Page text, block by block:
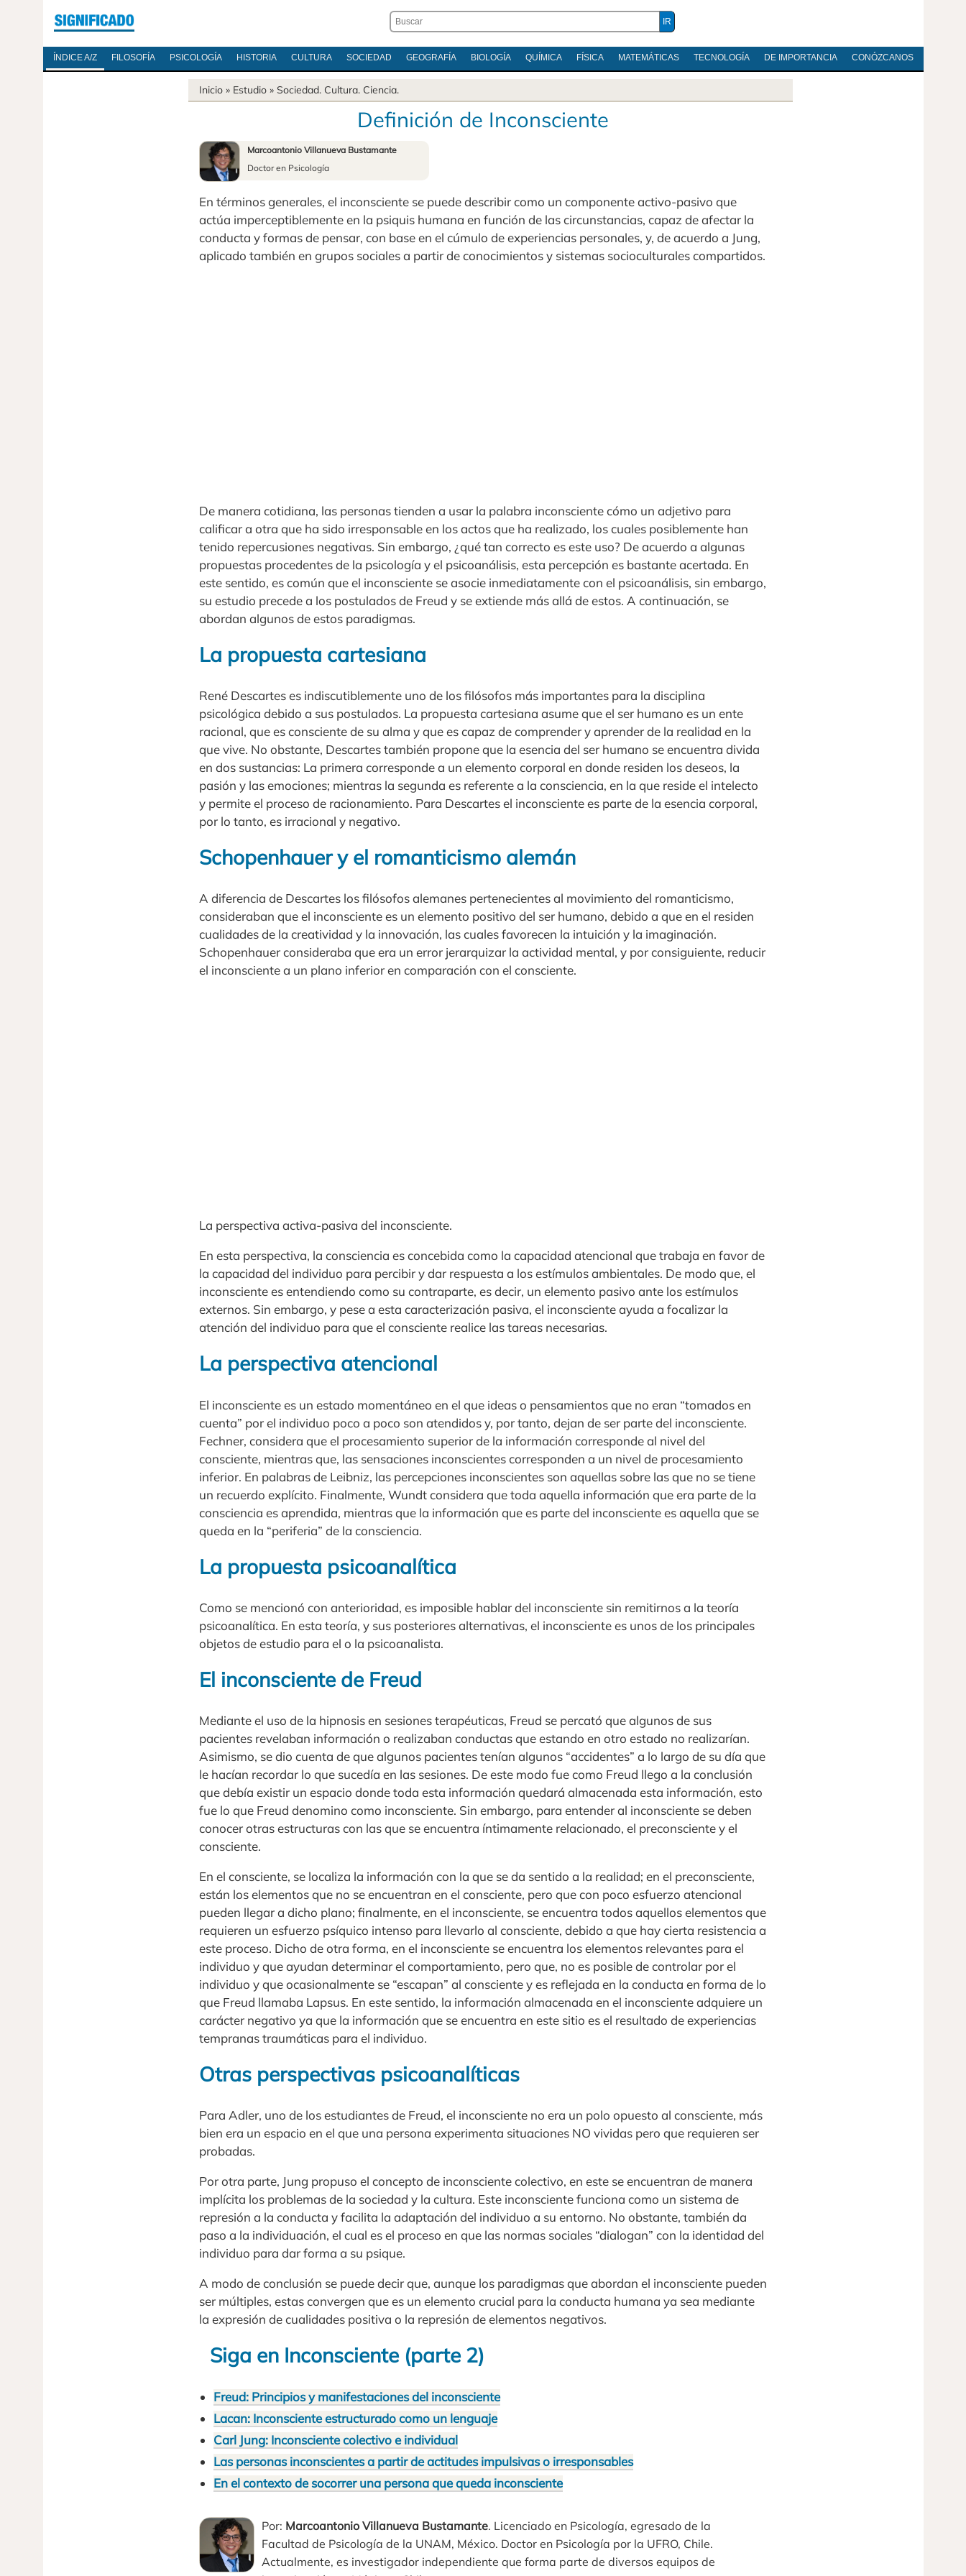
ÍNDICE A/Z FILOSOFÍA PSICOLOGÍA HISTORIA CULTURA SOCIEDAD GEOGRAFÍA BIOLOGÍA QUÍMICA FÍSICA MATEMÁTICAS TECNOLOGÍA DE IMPORTANCIA CONÓZCANOS
Inicio » Estudio » Sociedad. Cultura. Ciencia.
Definición de Inconsciente
Marcoantonio Villanueva Bustamante
Doctor en Psicología
En términos generales, el inconsciente se puede describir como un componente activo-pasivo que
actúa imperceptiblemente en la psiquis humana en función de las circunstancias, capaz de afectar la
conducta y formas de pensar, con base en el cúmulo de experiencias personales, y, de acuerdo a Jung,
aplicado también en grupos sociales a partir de conocimientos y sistemas socioculturales compartidos.
De manera cotidiana, las personas tienden a usar la palabra inconsciente cómo un adjetivo para
calificar a otra que ha sido irresponsable en los actos que ha realizado, los cuales posiblemente han
tenido repercusiones negativas. Sin embargo, ¿qué tan correcto es este uso? De acuerdo a algunas
propuestas procedentes de la psicología y el psicoanálisis, esta percepción es bastante acertada. En
este sentido, es común que el inconsciente se asocie inmediatamente con el psicoanálisis, sin embargo,
su estudio precede a los postulados de Freud y se extiende más allá de estos. A continuación, se
abordan algunos de estos paradigmas.
La propuesta cartesiana
René Descartes es indiscutiblemente uno de los filósofos más importantes para la disciplina
psicológica debido a sus postulados. La propuesta cartesiana asume que el ser humano es un ente
racional, que es consciente de su alma y que es capaz de comprender y aprender de la realidad en la
que vive. No obstante, Descartes también propone que la esencia del ser humano se encuentra divida
en dos sustancias: La primera corresponde a un elemento corporal en donde residen los deseos, la
pasión y las emociones; mientras la segunda es referente a la consciencia, en la que reside el intelecto
y permite el proceso de racionamiento. Para Descartes el inconsciente es parte de la esencia corporal,
por lo tanto, es irracional y negativo.
Schopenhauer y el romanticismo alemán
A diferencia de Descartes los filósofos alemanes pertenecientes al movimiento del romanticismo,
consideraban que el inconsciente es un elemento positivo del ser humano, debido a que en el residen
cualidades de la creatividad y la innovación, las cuales favorecen la intuición y la imaginación.
Schopenhauer consideraba que era un error jerarquizar la actividad mental, y por consiguiente, reducir
el inconsciente a un plano inferior en comparación con el consciente.
La perspectiva activa-pasiva del inconsciente.
En esta perspectiva, la consciencia es concebida como la capacidad atencional que trabaja en favor de
la capacidad del individuo para percibir y dar respuesta a los estímulos ambientales. De modo que, el
inconsciente es entendiendo como su contraparte, es decir, un elemento pasivo ante los estímulos
externos. Sin embargo, y pese a esta caracterización pasiva, el inconsciente ayuda a focalizar la
atención del individuo para que el consciente realice las tareas necesarias.
La perspectiva atencional
El inconsciente es un estado momentáneo en el que ideas o pensamientos que no eran “tomados en
cuenta” por el individuo poco a poco son atendidos y, por tanto, dejan de ser parte del inconsciente.
Fechner, considera que el procesamiento superior de la información corresponde al nivel del
consciente, mientras que, las sensaciones inconscientes corresponden a un nivel de procesamiento
inferior. En palabras de Leibniz, las percepciones inconscientes son aquellas sobre las que no se tiene
un recuerdo explícito. Finalmente, Wundt considera que toda aquella información que era parte de la
consciencia es aprendida, mientras que la información que es parte del inconsciente es aquella que se
queda en la “periferia” de la consciencia.
La propuesta psicoanalítica
Como se mencionó con anterioridad, es imposible hablar del inconsciente sin remitirnos a la teoría
psicoanalítica. En esta teoría, y sus posteriores alternativas, el inconsciente es unos de los principales
objetos de estudio para el o la psicoanalista.
El inconsciente de Freud
Mediante el uso de la hipnosis en sesiones terapéuticas, Freud se percató que algunos de sus
pacientes revelaban información o realizaban conductas que estando en otro estado no realizarían.
Asimismo, se dio cuenta de que algunos pacientes tenían algunos “accidentes” a lo largo de su día que
le hacían recordar lo que sucedía en las sesiones. De este modo fue como Freud llego a la conclusión
que debía existir un espacio donde toda esta información quedará almacenada esta información, esto
fue lo que Freud denomino como inconsciente. Sin embargo, para entender al inconsciente se deben
conocer otras estructuras con las que se encuentra íntimamente relacionado, el preconsciente y el
consciente.
En el consciente, se localiza la información con la que se da sentido a la realidad; en el preconsciente,
están los elementos que no se encuentran en el consciente, pero que con poco esfuerzo atencional
pueden llegar a dicho plano; finalmente, en el inconsciente, se encuentra todos aquellos elementos que
requieren un esfuerzo psíquico intenso para llevarlo al consciente, debido a que hay cierta resistencia a
este proceso. Dicho de otra forma, en el inconsciente se encuentra los elementos relevantes para el
individuo y que ayudan determinar el comportamiento, pero que, no es posible de controlar por el
individuo y que ocasionalmente se “escapan” al consciente y es reflejada en la conducta en forma de lo
que Freud llamaba Lapsus. En este sentido, la información almacenada en el inconsciente adquiere un
carácter negativo ya que la información que se encuentra en este sitio es el resultado de experiencias
tempranas traumáticas para el individuo.
Otras perspectivas psicoanalíticas
Para Adler, uno de los estudiantes de Freud, el inconsciente no era un polo opuesto al consciente, más
bien era un espacio en el que una persona experimenta situaciones NO vividas pero que requieren ser
probadas.
Por otra parte, Jung propuso el concepto de inconsciente colectivo, en este se encuentran de manera
implícita los problemas de la sociedad y la cultura. Este inconsciente funciona como un sistema de
represión a la conducta y facilita la adaptación del individuo a su entorno. No obstante, también da
paso a la individuación, el cual es el proceso en que las normas sociales “dialogan” con la identidad del
individuo para dar forma a su psique.
A modo de conclusión se puede decir que, aunque los paradigmas que abordan el inconsciente pueden
ser múltiples, estas convergen que es un elemento crucial para la conducta humana ya sea mediante
la expresión de cualidades positiva o la represión de elementos negativos.
Siga en Inconsciente (parte 2)
Freud: Principios y manifestaciones del inconsciente
Lacan: Inconsciente estructurado como un lenguaje
Carl Jung: Inconsciente colectivo e individual
Las personas inconscientes a partir de actitudes impulsivas o irresponsables
En el contexto de socorrer una persona que queda inconsciente
Por: Marcoantonio Villanueva Bustamante. Licenciado en Psicología, egresado de la
Facultad de Psicología de la UNAM, México. Doctor en Psicología por la UFRO, Chile.
Actualmente, es investigador independiente que forma parte de diversos equipos de